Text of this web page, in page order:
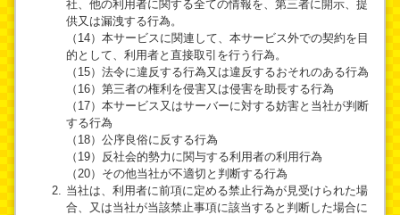
社、他の利用者に関する全ての情報を、第三者に開示、提
供又は漏洩する行為。
（14）本サービスに関連して、本サービス外での契約を目
的として、利用者と直接取引を行う行為。
（15）法令に違反する行為又は違反するおそれのある行為
（16）第三者の権利を侵害又は侵害を助長する行為
（17）本サービス又はサーバーに対する妨害と当社が判断
する行為
（18）公序良俗に反する行為
（19）反社会的勢力に関与する利用者の利用行為
（20）その他当社が不適切と判断する行為
当社は、利用者に前項に定める禁止行為が見受けられた場
合、又は当社が当該禁止事項に該当すると判断した場合に